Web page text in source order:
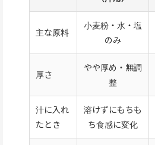
主な原料
小麦粉・水・塩
のみ
厚さ
やや厚め・無調
整
汁に入れ
たとき
溶けずにもちも
ち食感に変化